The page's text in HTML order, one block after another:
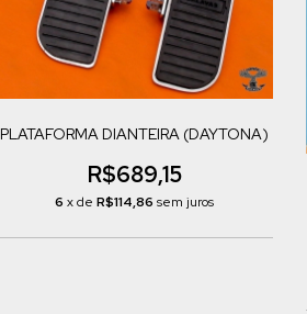
PLATAFORMA DIANTEIRA (DAYTONA)
R$689,15
6 x de R$114,86 sem juros